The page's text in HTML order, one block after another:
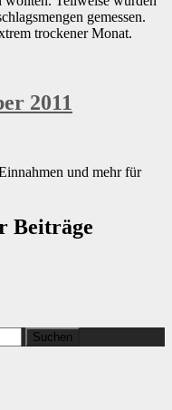
gemessen.
trockener Monat.
2011
und mehr für
Beiträge